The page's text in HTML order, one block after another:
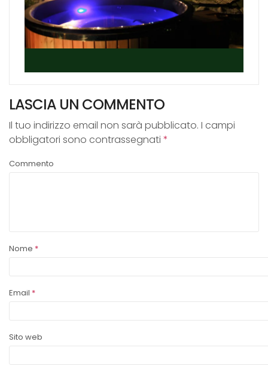
Contatti
Shop online
LASCIA UN COMMENTO
Il tuo indirizzo email non sarà pubblicato. I campi
obbligatori sono contrassegnati *
Commento
Nome *
Email *
Sito web